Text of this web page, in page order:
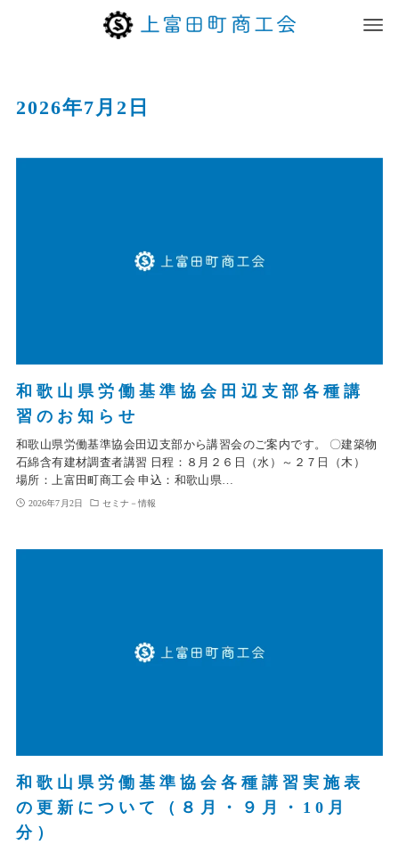
2026年7月2日
和歌山県労働基準協会田辺支部各種講
習のお知らせ
和歌山県労働基準協会田辺支部から講習会のご案内です。 〇建築物
石綿含有建材調査者講習 日程：８月２６日（水）～２７日（木）
場所：上富田町商工会 申込：和歌山県…
2026年7月2日 セミナ－情報
和歌山県労働基準協会各種講習実施表
の更新について（８月・９月・10月
分）